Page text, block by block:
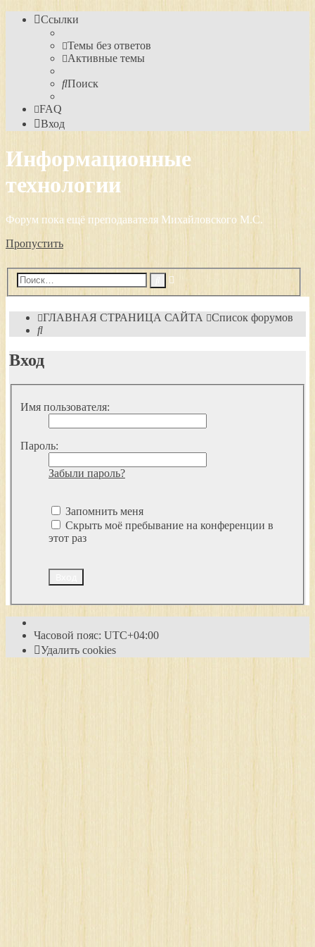
Ссылки
Темы без ответов
Активные темы
Поиск
FAQ
Вход
Информационные
технологии
Форум пока ещё преподавателя Михайловского М.С.
Пропустить
Поиск
ГЛАВНАЯ СТРАНИЦА САЙТА
Список форумов
Поиск
Вход
Имя пользователя:
Пароль:
Забыли пароль?
Запомнить меня
Скрыть моё пребывание на конференции в
этот раз
Часовой пояс: UTC+04:00
Удалить cookies